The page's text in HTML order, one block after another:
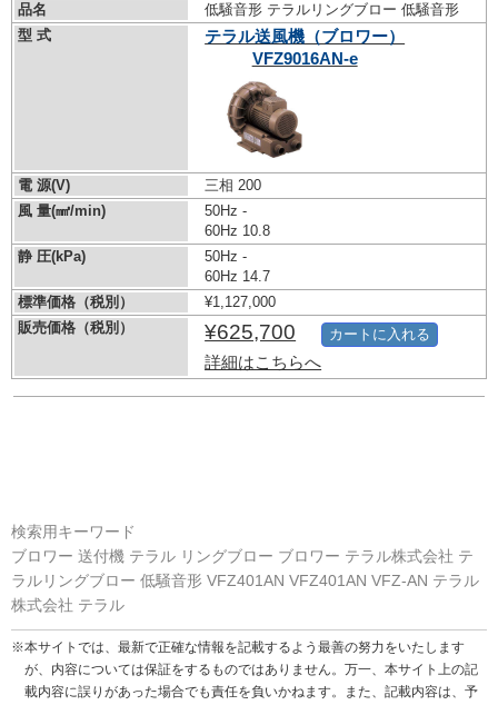
品名
低騒音形 テラルリングブロー 低騒音形
型 式
テラル送風機（ブロワー）
VFZ9016AN-e
電 源(V)
三相 200
風 量(㎣/min)
50Hz -
60Hz 10.8
静 圧(kPa)
50Hz -
60Hz 14.7
標準価格（税別）
¥1,127,000
販売価格（税別）
¥625,700
詳細はこちらへ
カートに入れる
検索用キーワード
ブロワー 送付機 テラル リングブロー ブロワー テラル株式会社 テ
ラルリングブロー 低騒音形 VFZ401AN VFZ401AN VFZ-AN テラル
株式会社 テラル
※本サイトでは、最新で正確な情報を記載するよう最善の努力をいたします
が、内容については保証をするものではありません。万一、本サイト上の記
載内容に誤りがあった場合でも責任を負いかねます。また、記載内容は、予